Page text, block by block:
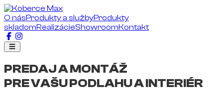
O násProdukty a službyProdukty
skladomRealizácieShowroomKontakt
PREDAJ A MONTÁŽ
PRE VAŠU PODLAHU A INTERIÉR